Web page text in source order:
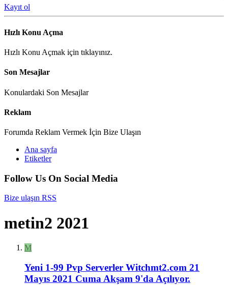
Kayıt ol
Hızlı Konu Açma
Hızlı Konu Açmak için tıklayınız.
Son Mesajlar
Konulardaki Son Mesajlar
Reklam
Forumda Reklam Vermek İçin Bize Ulaşın
Ana sayfa
Etiketler
Follow Us On Social Media
Bize ulaşın RSS
metin2 2021
M
Yeni 1-99 Pvp Serverler Witchmt2.com 21
Mayıs 2021 Cuma Akşam 9'da Açılıyor.